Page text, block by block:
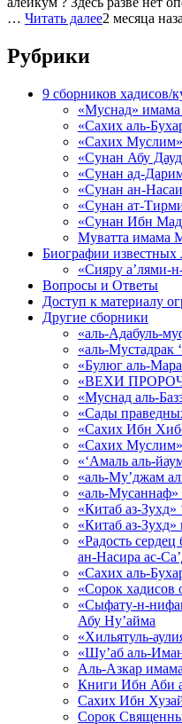
… Читать далее2 месяца
Рубрики
9 сборников хадисов/
«Муснад»
«Сахих аль-
«Сахих Муслим»
«Сунан Абу
«Сунан ад-
«Сунан ан-
«Сунан ат-
«Сунан Ибн
Муватта имама
Биографии известных
«Сияру а’лями-
Вопросы и Ответы
Доступ к материалу
Другие сборники
«аль-Адабуль-
«аль-Мустадрак
«Булюг аль-
«ВЕХИ
«Муснад аль-
«Сады
«Сахих Ибн
«Сахих
«‘Амаль аль-
«аль-Му’джам
«аль-
«Китаб аз-
«Китаб аз-
«Радость
ан-Насира ас-
«Сахих аль-
«Сорок хадисов
«Сыфату-н-
Абу Ну’айма
«Хильятуль-
«Шу’аб аль-
Аль-Азкар
Книги Ибн Аби
Сахих Ибн
Сорок